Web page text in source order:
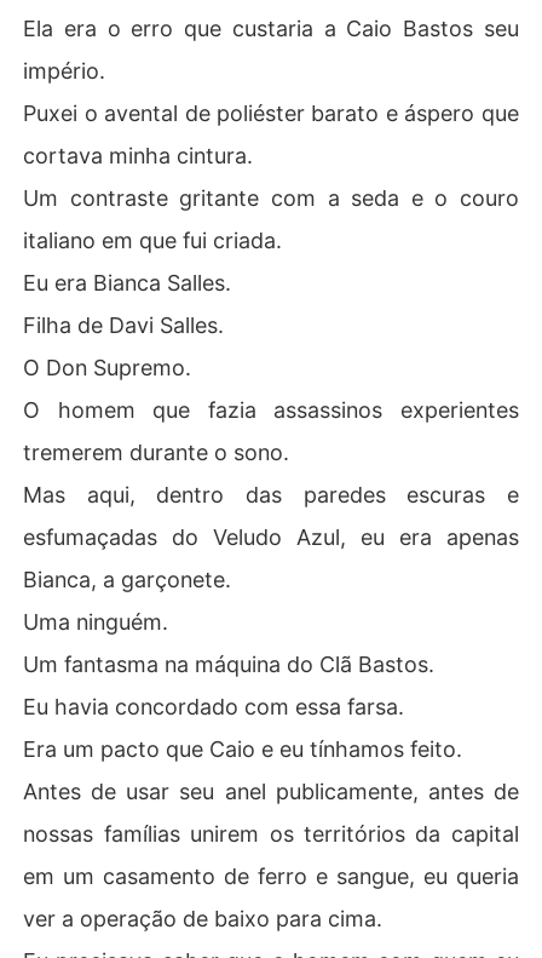
Ela era o erro que custaria a Caio Bastos seu
império.
Puxei o avental de poliéster barato e áspero que
cortava minha cintura.
Um contraste gritante com a seda e o couro
italiano em que fui criada.
Eu era Bianca Salles.
Filha de Davi Salles.
O Don Supremo.
O homem que fazia assassinos experientes
tremerem durante o sono.
Mas aqui, dentro das paredes escuras e
esfumaçadas do Veludo Azul, eu era apenas
Bianca, a garçonete.
Uma ninguém.
Um fantasma na máquina do Clã Bastos.
Eu havia concordado com essa farsa.
Era um pacto que Caio e eu tínhamos feito.
Antes de usar seu anel publicamente, antes de
nossas famílias unirem os territórios da capital
em um casamento de ferro e sangue, eu queria
ver a operação de baixo para cima.